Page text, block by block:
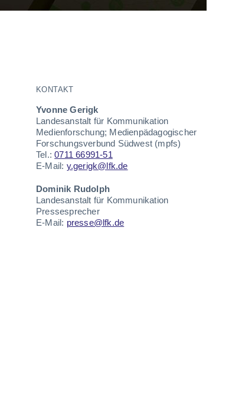
KONTAKT
Yvonne Gerigk
Landesanstalt für Kommunikation
Medienforschung; Medienpädagogischer
Forschungsverbund Südwest (mpfs)
Tel.:0711 66991-51
E-Mail: y.gerigk@lfk.de
Dominik Rudolph
Landesanstalt für Kommunikation
Pressesprecher
E-Mail: presse@lfk.de